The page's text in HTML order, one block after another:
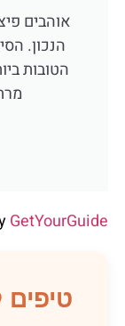
אוהבים
הטובות
GetYourGuide